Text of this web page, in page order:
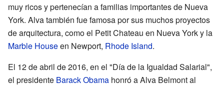
muy ricos y pertenecían a familias importantes de Nueva
York. Alva también fue famosa por sus muchos proyectos
de arquitectura, como el Petit Chateau en Nueva York y la
Marble Houseen Newport, Rhode Island.
El 12 de abril de 2016, en el "Día de la Igualdad Salarial",
el presidente Barack Obama honró a Alva Belmont al